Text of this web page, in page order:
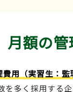
月額の管
用（実習生：
を多く採用する